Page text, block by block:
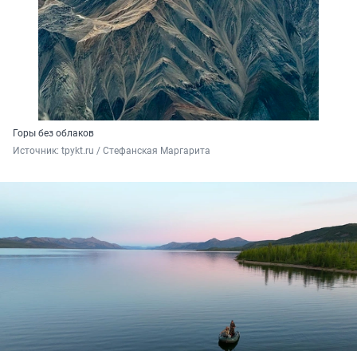
Горы без облаков
Источник: tpykt.ru / Стефанская Маргарита